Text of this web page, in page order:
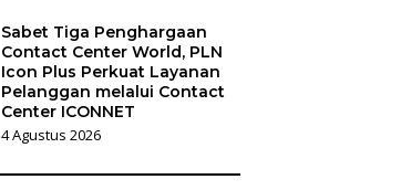
Sabet Tiga Penghargaan
Contact Center World, PLN
Icon Plus Perkuat Layanan
Pelanggan melalui Contact
Center ICONNET
4 Agustus 2026